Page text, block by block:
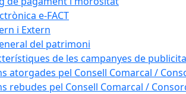
e-FACT
i Extern
del patrimoni
de les campanyes de
atorgades pel Consell Comarcal /
rebudes pel Consell Comarcal /